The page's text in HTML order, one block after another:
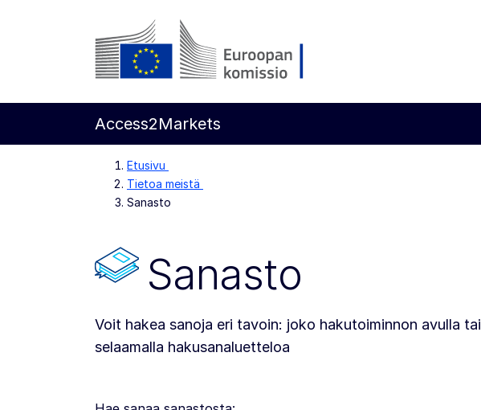
Siirry pääsisältöön
Access2Markets
Etusivu
Tietoa meistä
Sanasto
Sanasto
Voit hakea sanoja eri tavoin: joko hakutoiminnon avulla tai
selaamalla hakusanaluetteloa